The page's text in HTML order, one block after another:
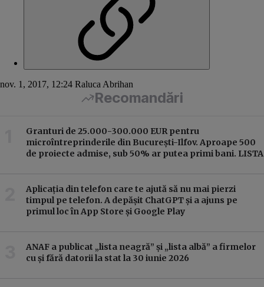
nov. 1, 2017, 12:24 Raluca Abrihan
Recomandări
Granturi de 25.000-300.000 EUR pentru
microîntreprinderile din București-Ilfov. Aproape 500
de proiecte admise, sub 50% ar putea primi bani. LISTA
Aplicația din telefon care te ajută să nu mai pierzi
timpul pe telefon. A depășit ChatGPT și a ajuns pe
primul loc în App Store și Google Play
ANAF a publicat „lista neagră” și „lista albă” a firmelor
cu și fără datorii la stat la 30 iunie 2026